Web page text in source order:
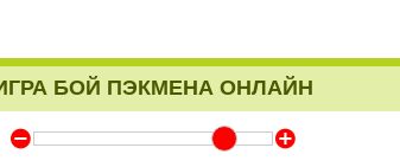
БОЙ ПЭКМЕНА ОНЛАЙН
Y Z